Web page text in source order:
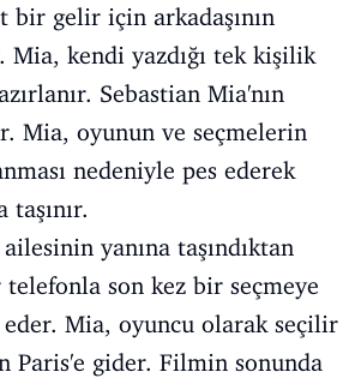
bir gelir için arkadaşının
Mia, kendi yazdığı tek kişilik
Sebastian Mia'nın
Mia, oyunun ve seçmelerin
nedeniyle pes ederek
taşınır.
yanına taşındıktan
son kez bir seçmeye
Mia, oyuncu olarak seçilir
Paris'e gider. Filmin sonunda